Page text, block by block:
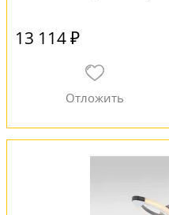
13 114 ₽